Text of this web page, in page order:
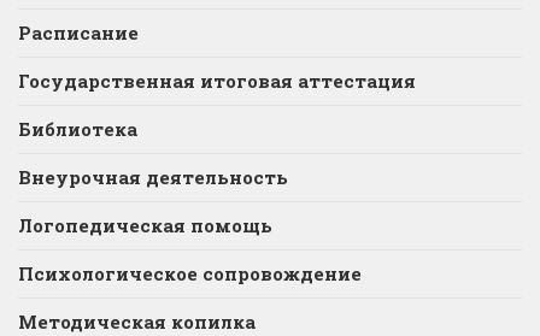
Расписание
Государственная итоговая аттестация
Библиотека
Внеурочная деятельность
Логопедическая помощь
Психологическое сопровождение
Методическая копилка